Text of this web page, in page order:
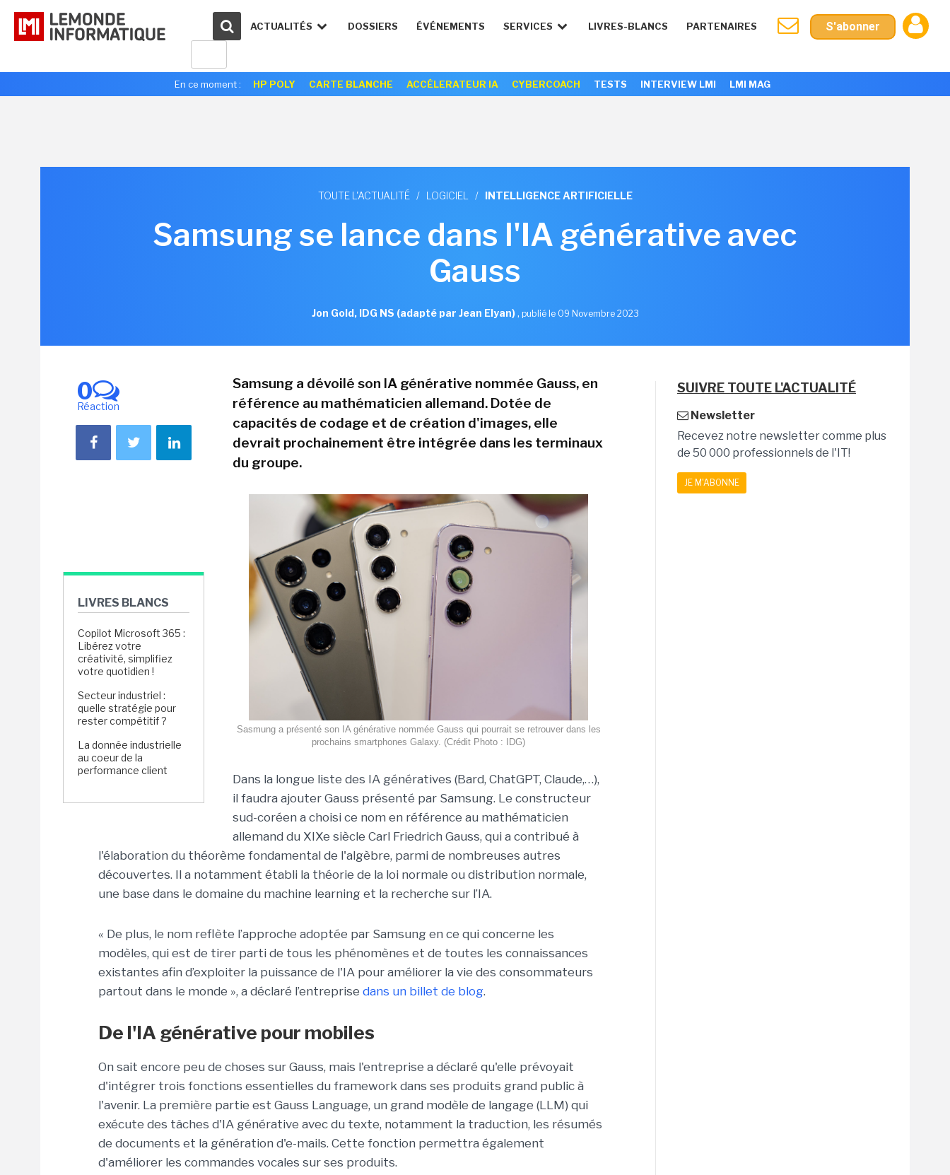
ACTUALITÉS DOSSIERS ÉVÉNEMENTS SERVICES LIVRES-BLANCS PARTENAIRES S'abonner
En ce moment : HP POLY CARTE BLANCHE ACCÉLERATEUR IA CYBERCOACH TESTS INTERVIEW LMI LMI MAG
TOUTE L'ACTUALITÉ / LOGICIEL / INTELLIGENCE ARTIFICIELLE
Samsung se lance dans l'IA générative avec
Gauss
Jon Gold, IDG NS (adapté par Jean Elyan), publié le 09 Novembre 2023
0
Réaction
LIVRES BLANCS
Copilot Microsoft 365 :
Libérez votre
créativité, simplifiez
votre quotidien !
Secteur industriel :
quelle stratégie pour
rester compétitif ?
La donnée industrielle
au coeur de la
performance client
Samsung a dévoilé son IA générative nommée Gauss, en
référence au mathématicien allemand. Dotée de
capacités de codage et de création d'images, elle
devrait prochainement être intégrée dans les terminaux
du groupe.
Sasmung a présenté son IA générative nommée Gauss qui pourrait se retrouver dans les
prochains smartphones Galaxy. (Crédit Photo : IDG)
Dans la longue liste des IA génératives (Bard, ChatGPT, Claude,…),
il faudra ajouter Gauss présenté par Samsung. Le constructeur
sud-coréen a choisi ce nom en référence au mathématicien
allemand du XIXe siècle Carl Friedrich Gauss, qui a contribué à
l'élaboration du théorème fondamental de l'algèbre, parmi de nombreuses autres
découvertes. Il a notamment établi la théorie de la loi normale ou distribution normale,
une base dans le domaine du machine learning et la recherche sur l’IA.
« De plus, le nom reflète l’approche adoptée par Samsung en ce qui concerne les
modèles, qui est de tirer parti de tous les phénomènes et de toutes les connaissances
existantes afin d’exploiter la puissance de l'IA pour améliorer la vie des consommateurs
partout dans le monde », a déclaré l’entreprise dans un billet de blog.
De l'IA générative pour mobiles
On sait encore peu de choses sur Gauss, mais l'entreprise a déclaré qu'elle prévoyait
d'intégrer trois fonctions essentielles du framework dans ses produits grand public à
l'avenir. La première partie est Gauss Language, un grand modèle de langage (LLM) qui
exécute des tâches d'IA générative avec du texte, notamment la traduction, les résumés
de documents et la génération d'e-mails. Cette fonction permettra également
d'améliorer les commandes vocales sur ses produits.
SUIVRE TOUTE L'ACTUALITÉ
Newsletter
Recevez notre newsletter comme plus
de 50 000 professionnels de l'IT!
JE M'ABONNE